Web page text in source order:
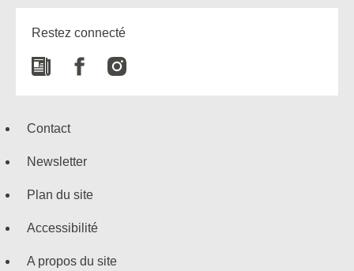
Restez connecté
NewspaperFacebook
Contact
Newsletter
Plan du site
Accessibilité
A propos du site